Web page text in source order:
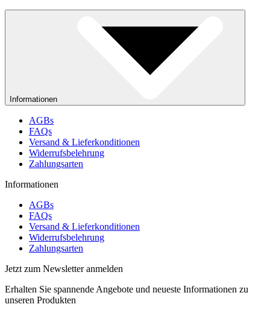
Informationen
AGBs
FAQs
Versand & Lieferkonditionen
Widerrufsbelehrung
Zahlungsarten
Informationen
AGBs
FAQs
Versand & Lieferkonditionen
Widerrufsbelehrung
Zahlungsarten
Jetzt zum Newsletter anmelden
Erhalten Sie spannende Angebote und neueste Informationen zu
unseren Produkten